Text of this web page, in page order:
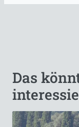
Das